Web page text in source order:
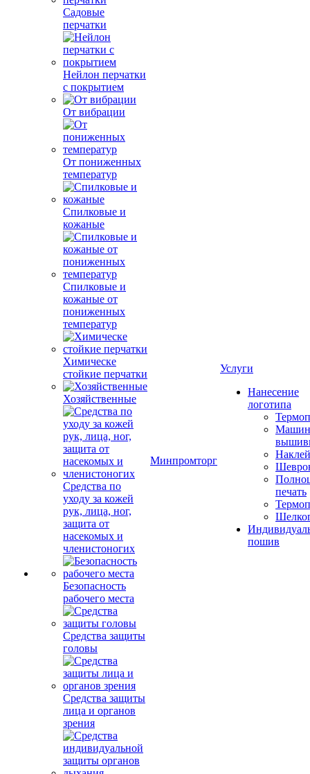
Садовые
перчатки
Нейлон перчатки
с покрытием
От вибрации
От пониженных
температур
Спилковые и
кожаные
Спилковые и
кожаные от
пониженных
температур
Химическе
стойкие перчатки
Хозяйственные
Средства по
уходу за кожей
рук, лица, ног,
защита от
насекомых и
членистоногих
Безопасность
рабочего места
Средства защиты
головы
Средства защиты
лица и органов
зрения
Минпромторг
Услуги
Нанесение
логотипа
печать
пошив